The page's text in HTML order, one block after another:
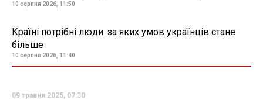
10 серпня 2026, 11:50
Країні потрібні люди: за яких умов українців стане
більше
10 серпня 2026, 11:40
09 травня 2025, 07:30